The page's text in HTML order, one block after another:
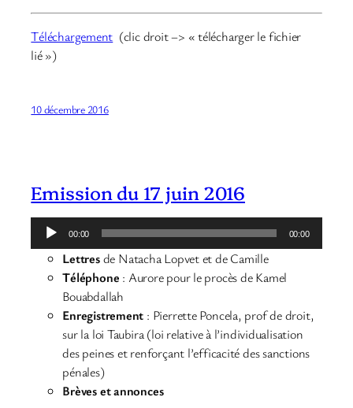
Téléchargement (clic droit –> « télécharger le fichier
lié »)
10 décembre 2016
Emission du 17 juin 2016
Lecteur
audio
00:00 00:00
Lettresde Natacha Lopvet et de Camille
Téléphone : Aurore pour le procès de Kamel
Bouabdallah
Enregistrement : Pierrette Poncela, prof de droit,
sur la loi Taubira (loi relative à l’individualisation
des peines et renforçant l’efficacité des sanctions
pénales)
Brèves et annonces